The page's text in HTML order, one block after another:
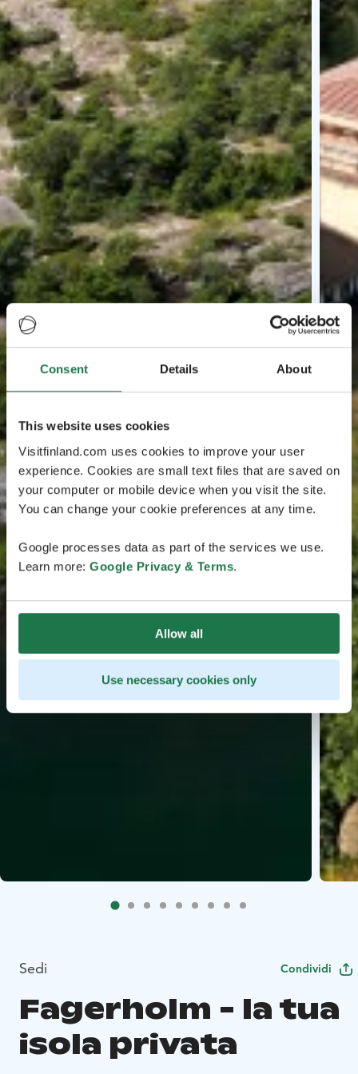
Consent Details About
This website uses cookies
Visitfinland.com uses cookies to improve your user
experience. Cookies are small text files that are saved on
your computer or mobile device when you visit the site.
You can change your cookie preferences at any time.
Google processes data as part of the services we use.
Learn more: Google Privacy & Terms.
Allow all
Use necessary cookies only
Sedi Condividi
Fagerholm - la tua
isola privata